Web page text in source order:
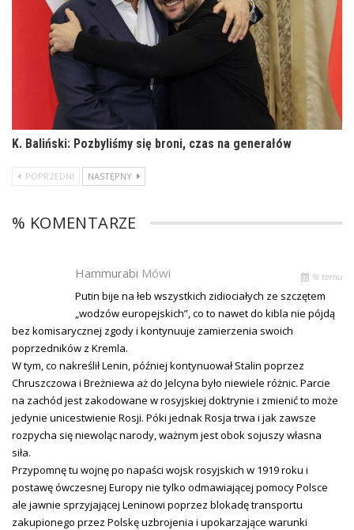
K. Baliński: Pozbyliśmy się broni, czas na generałów
POPRZEDNI NASTĘPNY
% KOMENTARZE
Hammurabi Mówi % temu
Putin bije na łeb wszystkich zidiociałych ze szczętem
„wodzów europejskich”, co to nawet do kibla nie pójdą
bez komisarycznej zgody i kontynuuje zamierzenia swoich
poprzedników z Kremla.
W tym, co nakreślił Lenin, później kontynuował Stalin poprzez
Chruszczowa i Breżniewa aż do Jelcyna było niewiele różnic. Parcie
na zachód jest zakodowane w rosyjskiej doktrynie i zmienić to może
jedynie unicestwienie Rosji. Póki jednak Rosja trwa i jak zawsze
rozpycha się niewoląc narody, ważnym jest obok sojuszy własna
siła.
Przypomnę tu wojnę po napaści wojsk rosyjskich w 1919 roku i
postawę ówczesnej Europy nie tylko odmawiającej pomocy Polsce
ale jawnie sprzyjającej Leninowi poprzez blokadę transportu
zakupionego przez Polskę uzbrojenia i upokarzające warunki